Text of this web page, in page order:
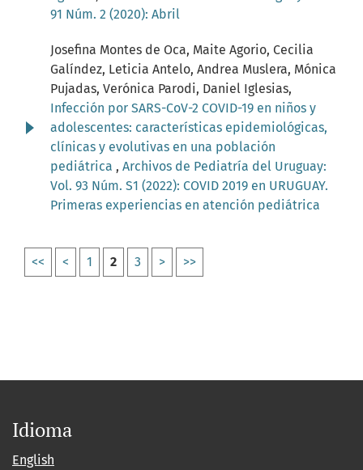
91 Núm. 2 (2020): Abril
Josefina Montes de Oca, Maite Agorio, Cecilia
Galíndez, Leticia Antelo, Andrea Muslera, Mónica
Pujadas, Verónica Parodi, Daniel Iglesias,
Infección por SARS-CoV-2 COVID-19 en niños y
adolescentes: características epidemiológicas,
clínicas y evolutivas en una población
pediátrica , Archivos de Pediatría del Uruguay:
Vol. 93 Núm. S1 (2022): COVID 2019 en URUGUAY.
Primeras experiencias en atención pediátrica
<< < 1 2 3 > >>
Idioma
English